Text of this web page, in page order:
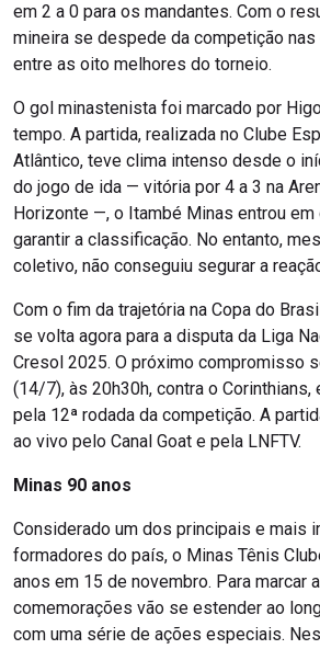
em 2 a 0 para os mandantes. Com o
mineira se despede da competição nas
entre as oito melhores do torneio.
O gol minastenista foi marcado por
tempo. A partida, realizada no Clube
Atlântico, teve clima intenso desde o
do jogo de ida — vitória por 4 a 3 na
Horizonte —, o Itambé Minas entrou
garantir a classificação. No entanto,
coletivo, não conseguiu segurar a
Com o fim da trajetória na Copa do
se volta agora para a disputa da Liga
Cresol 2025. O próximo compromisso
(14/7), às 20h30h, contra o Corinthians,
pela 12ª rodada da competição. A
ao vivo pelo Canal Goat e pela LNFTV.
Minas 90 anos
Considerado um dos principais e mais
formadores do país, o Minas Tênis
anos em 15 de novembro. Para marcar
comemorações vão se estender ao
com uma série de ações especiais.